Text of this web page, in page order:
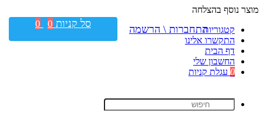
מוצר נוסף בהצלחה
קטגוריות
התקשרו אלינו
דף הבית
החשבון שלי
0 עגלת קניות
התחברות \ הרשמה סל קניות 0
0